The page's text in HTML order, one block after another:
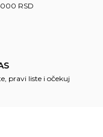
RSD
pravi liste i očekuj